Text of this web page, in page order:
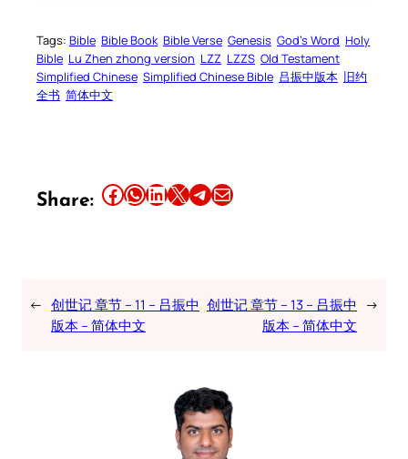
Tags: Bible Bible Book Bible Verse Genesis God’s Word Holy
Bible Lu Zhen zhong version LZZ LZZS Old Testament
Simplified Chinese Simplified Chinese Bible 吕振中版本 旧约
全书 简体中文
Share: Share this article on Facebook Share this article on WhatsApp Share this article on LinkedIn Share this article on X Share this article on TelegramEmail this Article
← 创世记 章节 – 11 – 吕振中
版本 – 简体中文
创世记 章节 – 13 – 吕振中
版本 – 简体中文
→